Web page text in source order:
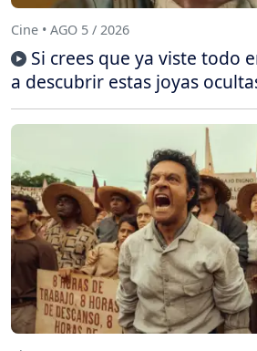
Cine • AGO 5 / 2026
Si crees que ya viste todo
a descubrir estas joyas